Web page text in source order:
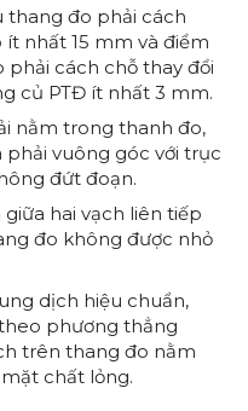
thang đo phải cách
nhất 15 mm và điểm
phải cách chỗ thay đổi
củ PTĐ ít nhất 3 mm.
nằm trong thanh đo,
phải vuông góc với trục
đứt đoạn.
hai vạch liên tiếp
đo không được nhỏ
dịch hiệu chuẩn,
phương thẳng
trên thang đo nằm
chất lỏng.